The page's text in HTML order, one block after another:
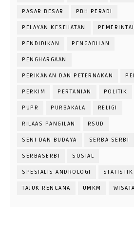
PASAR BESAR PBH PERADI
PELAYAN KESEHATAN
PENDIDIKAN PENGADILAN
PENGHARGAAN
PERIKANAN DAN PETERNAKAN
PERKIM PERTANIAN POLITIK
PUPR PURBAKALA RELIGI
RILAAS PANGILAN RSUD
SENI DAN BUDAYA SERBA SERBI
SERBASERBI SOSIAL
SPESIALIS ANDROLOGI STATISTIK
TAJUK RENCANA UMKM WISATA